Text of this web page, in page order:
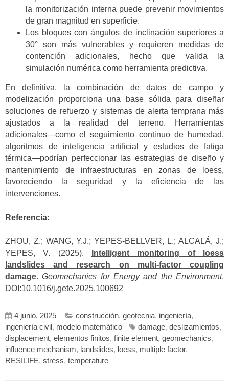
la monitorización interna puede prevenir movimientos
de gran magnitud en superficie.
Los bloques con ángulos de inclinación superiores a
30° son más vulnerables y requieren medidas de
contención adicionales, hecho que valida la
simulación numérica como herramienta predictiva.
En definitiva, la combinación de datos de campo y
modelización proporciona una base sólida para diseñar
soluciones de refuerzo y sistemas de alerta temprana más
ajustados a la realidad del terreno. Herramientas
adicionales—como el seguimiento continuo de humedad,
algoritmos de inteligencia artificial y estudios de fatiga
térmica—podrían perfeccionar las estrategias de diseño y
mantenimiento de infraestructuras en zonas de loess,
favoreciendo la seguridad y la eficiencia de las
intervenciones.
Referencia:
ZHOU, Z.; WANG, Y.J.; YEPES-BELLVER, L.; ALCALÁ, J.;
YEPES, V. (2025).
Intelligent monitoring of loess
landslides and research on multi-factor coupling
damage. Geomechanics for Energy and the Environment,
DOI:10.1016/j.gete.2025.100692
4 junio, 2025 construcción, geotecnia, ingeniería,
ingeniería civil , modelo matemático damage, deslizamientos,
displacement, elementos finitos, finite element, geomechanics,
influence mechanism, landslides, loess, multiple factor,
RESILIFE, stress, temperature